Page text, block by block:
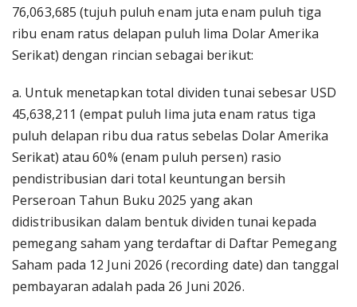
76,063,685 (tujuh puluh enam juta enam puluh tiga
ribu enam ratus delapan puluh lima Dolar Amerika
Serikat) dengan rincian sebagai berikut:
a. Untuk menetapkan total dividen tunai sebesar USD
45,638,211 (empat puluh lima juta enam ratus tiga
puluh delapan ribu dua ratus sebelas Dolar Amerika
Serikat) atau 60% (enam puluh persen) rasio
pendistribusian dari total keuntungan bersih
Perseroan Tahun Buku 2025 yang akan
didistribusikan dalam bentuk dividen tunai kepada
pemegang saham yang terdaftar di Daftar Pemegang
Saham pada 12 Juni 2026 (recording date) dan tanggal
pembayaran adalah pada 26 Juni 2026.